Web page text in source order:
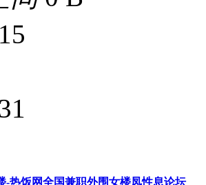
-热饭网全国兼职外围女楼凤性息论坛